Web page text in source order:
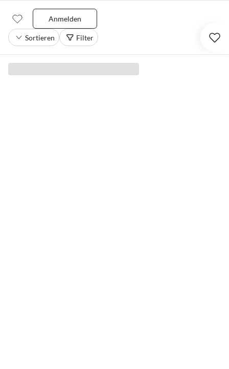
Anmelden
Sortieren Filter